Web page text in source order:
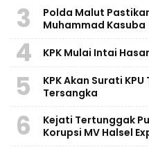
3
Polda Malut
Muhammad Kasuba
4 KPK Mulai Intai
5
KPK Akan Surati
Tersangka
6
Kejati Tertunggak
Korupsi MV Halsel